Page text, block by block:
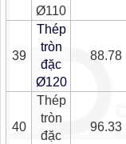
Ø110
39
Thép
tròn
đặc
Ø120
88.78
40
Thép
tròn
đặc
96.33